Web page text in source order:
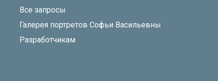
Все запросы
Галерея портретов Софьи Васильевны
Разработчикам